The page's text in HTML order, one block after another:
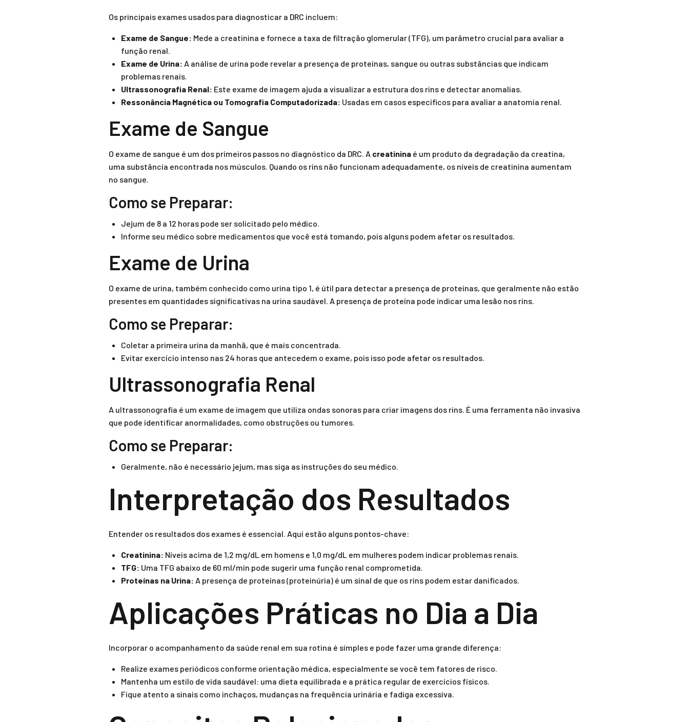
Os principais exames usados para diagnosticar a DRC incluem:
Exame de Sangue: Mede a creatinina e fornece a taxa de filtração glomerular (TFG), um parâmetro crucial para avaliar a
função renal.
Exame de Urina: A análise de urina pode revelar a presença de proteínas, sangue ou outras substâncias que indicam
problemas renais.
Ultrassonografia Renal: Este exame de imagem ajuda a visualizar a estrutura dos rins e detectar anomalias.
Ressonância Magnética ou Tomografia Computadorizada: Usadas em casos específicos para avaliar a anatomia renal.
Exame de Sangue
O exame de sangue é um dos primeiros passos no diagnóstico da DRC. A creatinina é um produto da degradação da creatina,
uma substância encontrada nos músculos. Quando os rins não funcionam adequadamente, os níveis de creatinina aumentam
no sangue.
Como se Preparar:
Jejum de 8 a 12 horas pode ser solicitado pelo médico.
Informe seu médico sobre medicamentos que você está tomando, pois alguns podem afetar os resultados.
Exame de Urina
O exame de urina, também conhecido como urina tipo 1, é útil para detectar a presença de proteínas, que geralmente não estão
presentes em quantidades significativas na urina saudável. A presença de proteína pode indicar uma lesão nos rins.
Como se Preparar:
Coletar a primeira urina da manhã, que é mais concentrada.
Evitar exercício intenso nas 24 horas que antecedem o exame, pois isso pode afetar os resultados.
Ultrassonografia Renal
A ultrassonografia é um exame de imagem que utiliza ondas sonoras para criar imagens dos rins. É uma ferramenta não invasiva
que pode identificar anormalidades, como obstruções ou tumores.
Como se Preparar:
Geralmente, não é necessário jejum, mas siga as instruções do seu médico.
Interpretação dos Resultados
Entender os resultados dos exames é essencial. Aqui estão alguns pontos-chave:
Creatinina: Níveis acima de 1,2 mg/dL em homens e 1,0 mg/dL em mulheres podem indicar problemas renais.
TFG: Uma TFG abaixo de 60 ml/min pode sugerir uma função renal comprometida.
Proteínas na Urina: A presença de proteínas (proteinúria) é um sinal de que os rins podem estar danificados.
Aplicações Práticas no Dia a Dia
Incorporar o acompanhamento da saúde renal em sua rotina é simples e pode fazer uma grande diferença:
Realize exames periódicos conforme orientação médica, especialmente se você tem fatores de risco.
Mantenha um estilo de vida saudável: uma dieta equilibrada e a prática regular de exercícios físicos.
Fique atento a sinais como inchaços, mudanças na frequência urinária e fadiga excessiva.